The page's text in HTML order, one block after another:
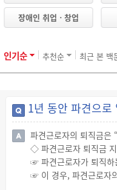
장애인 취업ㆍ창업
인기순 추천순 최근 본 백
1년 동안 파견으
파견근로자의 퇴직금은
◇ 파견근로자 퇴직금
☞ 파견근로자가 퇴직하
☞ 이 경우, 파견근로자